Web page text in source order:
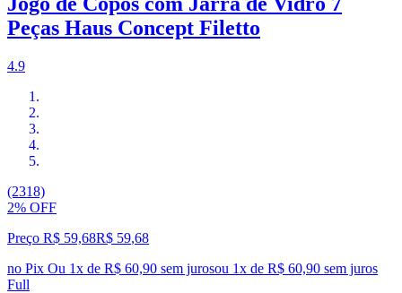
Peças Haus Concept Filetto
4.9
(2318)
2% OFF
Preço R$ 59,68R$ 59,68
no Pix Ou 1x de R$ 60,90 sem jurosou 1x de R$ 60,90 sem juros
Full